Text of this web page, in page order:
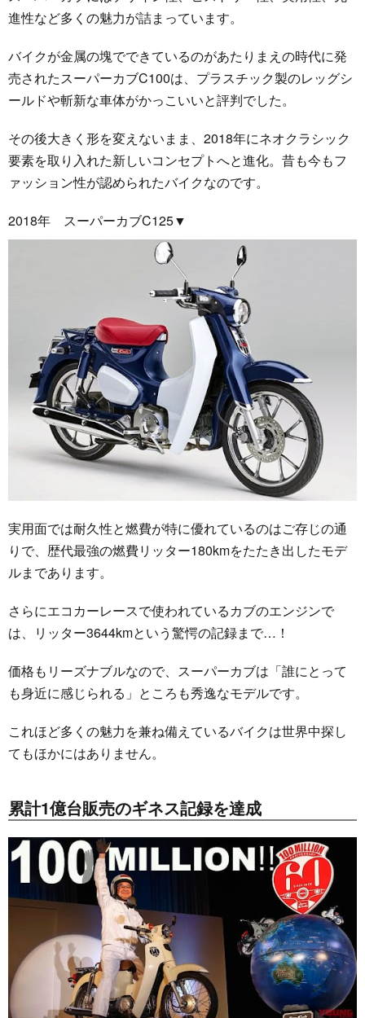
進性など多くの魅力が詰まっています。
バイクが金属の塊でできているのがあたりまえの時代に発
売されたスーパーカブC100は、プラスチック製のレッグシ
ールドや斬新な車体がかっこいいと評判でした。
その後大きく形を変えないまま、2018年にネオクラシック
要素を取り入れた新しいコンセプトへと進化。昔も今もフ
ァッション性が認められたバイクなのです。
2018年 スーパーカブC125▼
実用面では耐久性と燃費が特に優れているのはご存じの通
りで、歴代最強の燃費リッター180kmをたたき出したモデ
ルまであります。
さらにエコカーレースで使われているカブのエンジンで
は、リッター3644kmという驚愕の記録まで…！
価格もリーズナブルなので、スーパーカブは「誰にとって
も身近に感じられる」ところも秀逸なモデルです。
これほど多くの魅力を兼ね備えているバイクは世界中探し
てもほかにはありません。
累計1億台販売のギネス記録を達成